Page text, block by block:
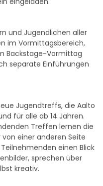
im Vormittagsbereich,
Backstage-Vormittag
separate Einführungen
für alle ab 14 Jahren.
Treffen lernen die
einer anderen Seite
einen Blick
sprechen über
kreativ.